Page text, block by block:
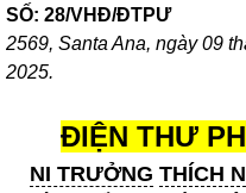
SỐ: 28/VHĐ/
2569, Santa Ana, ngày 09
2025.
ĐIỆN THƯ
NI TRƯỞNG THÍCH